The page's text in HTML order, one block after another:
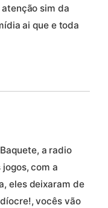
sim da
ai que e toda
a radio
com a
eles deixaram de
vocês vão